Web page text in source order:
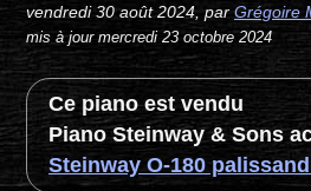
vendredi 30 août 2024 par Grégoire
mis à jour mercredi 23 octobre 2024
Ce piano est vendu
Piano Steinway & Sons
Steinway O-180